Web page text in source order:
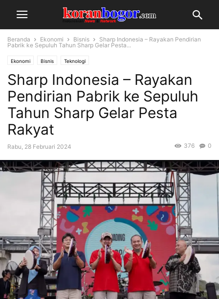
Beranda Ekonomi Bisnis
Sharp Indonesia – Rayakan Pendirian
Pabrik ke Sepuluh Tahun Sharp Gelar Pesta...
Ekonomi Bisnis Teknologi
Sharp Indonesia – Rayakan
Pendirian Pabrik ke Sepuluh
Tahun Sharp Gelar Pesta
Rakyat
Rabu, 28 Februari 2024 0
376